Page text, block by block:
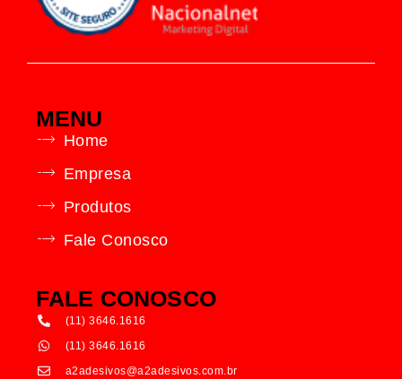
MENU
Home
Empresa
Produtos
Fale Conosco
FALE CONOSCO
(11) 3646.1616
(11) 3646.1616
a2adesivos@a2adesivos.com.br